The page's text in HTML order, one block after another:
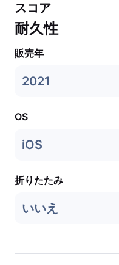
スコア
耐久性
販売年
2021
OS
iOS
折りたたみ
いいえ